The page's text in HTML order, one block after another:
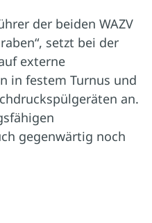
der beiden WAZV
setzt bei der
externe
in festem Turnus und
an.
gegenwärtig noch